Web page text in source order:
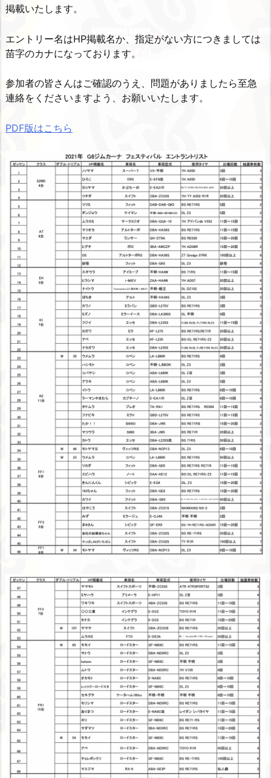
掲載いたします。
エントリー名はHP掲載名か、指定がない方につきましては
苗字のカナになっております。
参加者の皆さんはご確認のうえ、問題がありましたら至急
連絡をくださいますよう、お願いいたします。
PDF版はこちら